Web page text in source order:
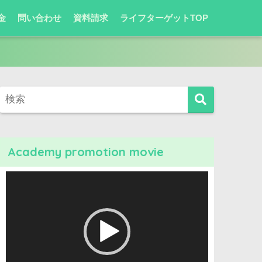
問い合わせ 資料請求 ライフターゲットTOP
Academy promotion movie